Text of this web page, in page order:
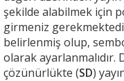
şekilde alabilmek için
girmeniz
belirlenmiş olup,
olarak ayarlanmalıdır.
çözünürlükte (SD)